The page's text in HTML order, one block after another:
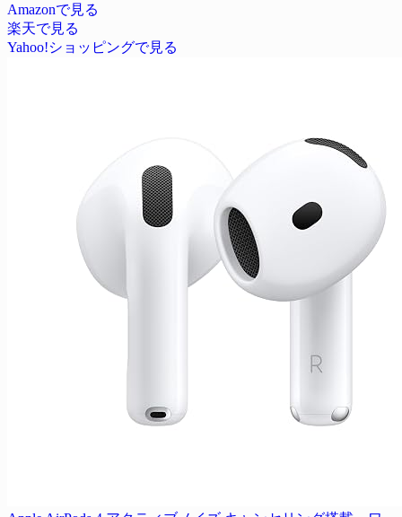
Amazonで見る
楽天で見る
Yahoo!ショッピングで見る